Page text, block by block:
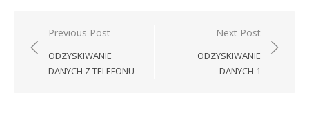
Nawigacja
wpisu
Previous Post
ODZYSKIWANIE
DANYCH Z TELEFONU
Next Post
ODZYSKIWANIE
DANYCH 1